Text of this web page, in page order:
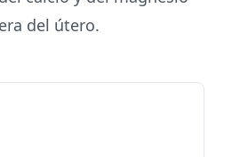
del útero.